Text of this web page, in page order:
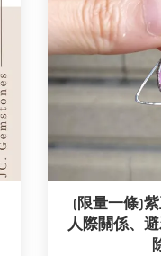
(限量一條)紫
人際關係、